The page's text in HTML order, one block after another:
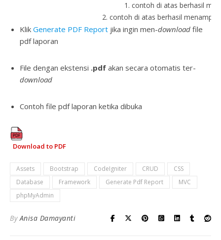
1. contoh di atas berhasil
2. contoh di atas berhasil
Klik Generate PDF Report jika ingin men-download file
pdf laporan
File dengan ekstensi .pdf akan secara otomatis ter-
download
Contoh file pdf laporan ketika dibuka
Download to PDF
Assets Bootstrap CodeIgniter CRUD
CSS
Database
Framework Generate Pdf Report
MVC
phpMyAdmin
ByAnisa Damayanti